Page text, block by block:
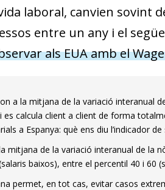
laboral, canvien
entre un any i el
als EUA amb el
a la mitjana de la variació interanual
es calcula client a client de forma
a Espanya: què ens diu l’indicador
mitjana de la variació interanual de la
baixos), entre el percentil 40 i 60
permet, en tot cas, evitar casos